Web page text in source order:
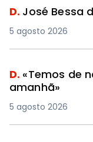
D. José Bessa
5 agosto 2026
D. «Temos de
amanhã»
5 agosto 2026